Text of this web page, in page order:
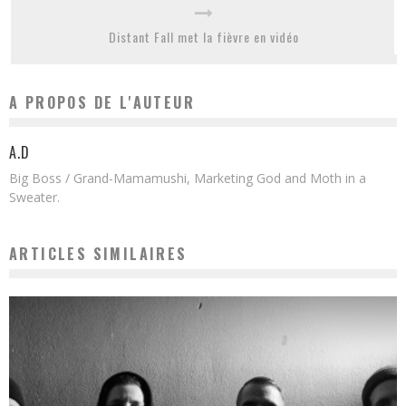
Distant Fall met la fièvre en vidéo
A PROPOS DE L'AUTEUR
A.D
Big Boss / Grand-Mamamushi, Marketing God and Moth in a
Sweater.
ARTICLES SIMILAIRES